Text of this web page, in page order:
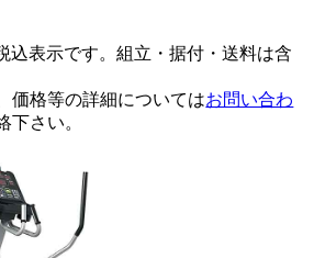
込表示です。組立・据付・送料は含
価格等の詳細についてはお問い合わ
下さい。